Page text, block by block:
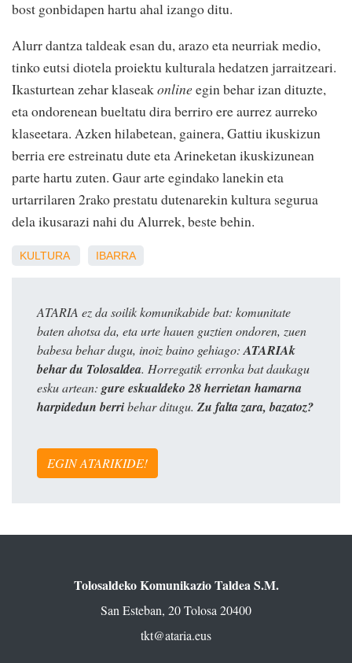
bost gonbidapen hartu ahal izango ditu.
Alurr dantza taldeak esan du, arazo eta neurriak medio,
tinko eutsi diotela proiektu kulturala hedatzen jarraitzeari.
Ikasturtean zehar klaseakonlineegin behar izan dituzte,
eta ondorenean bueltatu dira berriro ere aurrez aurreko
klaseetara. Azken hilabetean, gainera, Gattiu ikuskizun
berria ere estreinatu dute eta Arineketan ikuskizunean
parte hartu zuten. Gaur arte egindako lanekin eta
urtarrilaren 2rako prestatu dutenarekin kultura segurua
dela ikusarazi nahi du Alurrek, beste behin.
KULTURA IBARRA
ATARIA ez da soilik komunikabide bat: komunitate
baten ahotsa da, eta urte hauen guztien ondoren, zuen
babesa behar dugu, inoiz baino gehiago: ATARIAk
behar du Tolosaldea. Horregatik erronka bat daukagu
esku artean: gure eskualdeko 28 herrietan hamarna
harpidedun berribehar ditugu. Zu falta zara, bazatoz?
EGIN ATARIKIDE!
Tolosaldeko Komunikazio Taldea S.M.
San Esteban, 20 Tolosa 20400
tkt@ataria.eus